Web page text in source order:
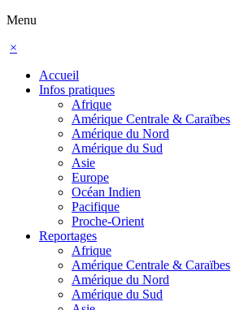
Menu
×
Accueil
Infos pratiques
Afrique
Amérique Centrale & Caraïbes
Amérique du Nord
Amérique du Sud
Asie
Europe
Océan Indien
Pacifique
Proche-Orient
Reportages
Afrique
Amérique Centrale & Caraïbes
Amérique du Nord
Amérique du Sud